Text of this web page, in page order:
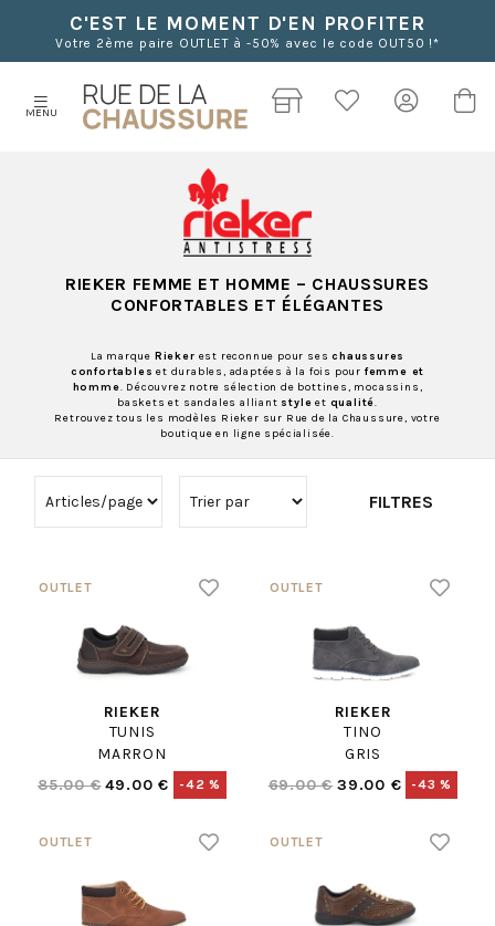
C'EST LE MOMENT D'EN PROFITER
Votre 2ème paire OUTLET à -50% avec le code OUT50 !*
MENU
RIEKER FEMME ET HOMME – CHAUSSURES
CONFORTABLES ET ÉLÉGANTES
La marque Rieker est reconnue pour seschaussures
confortables et durables, adaptées à la fois pour femme et
homme. Découvrez notre sélection de bottines, mocassins,
baskets et sandales alliant style et qualité.
Retrouvez tous les modèles Rieker sur Rue de la Chaussure, votre
boutique en ligne spécialisée.
FILTRES
RIEKER
TUNIS
MARRON
85.00 € 49.00 € -42 %
RIEKER
TINO
GRIS
69.00 € 39.00 € -43 %